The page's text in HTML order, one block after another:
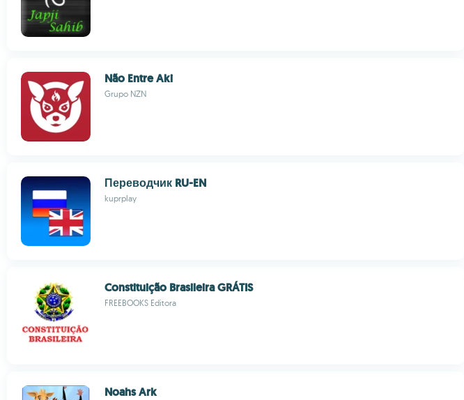
Não Entre Aki
Grupo NZN
Переводчик RU-EN
kuprplay
Constituição Brasileira GRÁTIS
FREEBOOKS Editora
Noahs Ark